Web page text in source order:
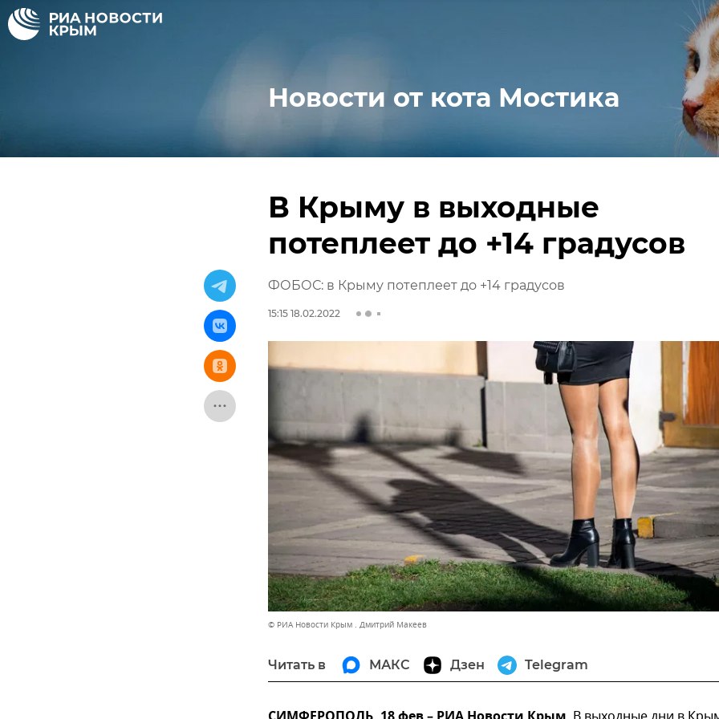
Новости от кота Мостика
В Крыму в выходные
потеплеет до +14 градусов
ФОБОС: в Крыму потеплеет до +14 градусов
15:15 18.02.2022
© РИА Новости Крым . Дмитрий Макеев
Читать в МАКС Дзен Telegram